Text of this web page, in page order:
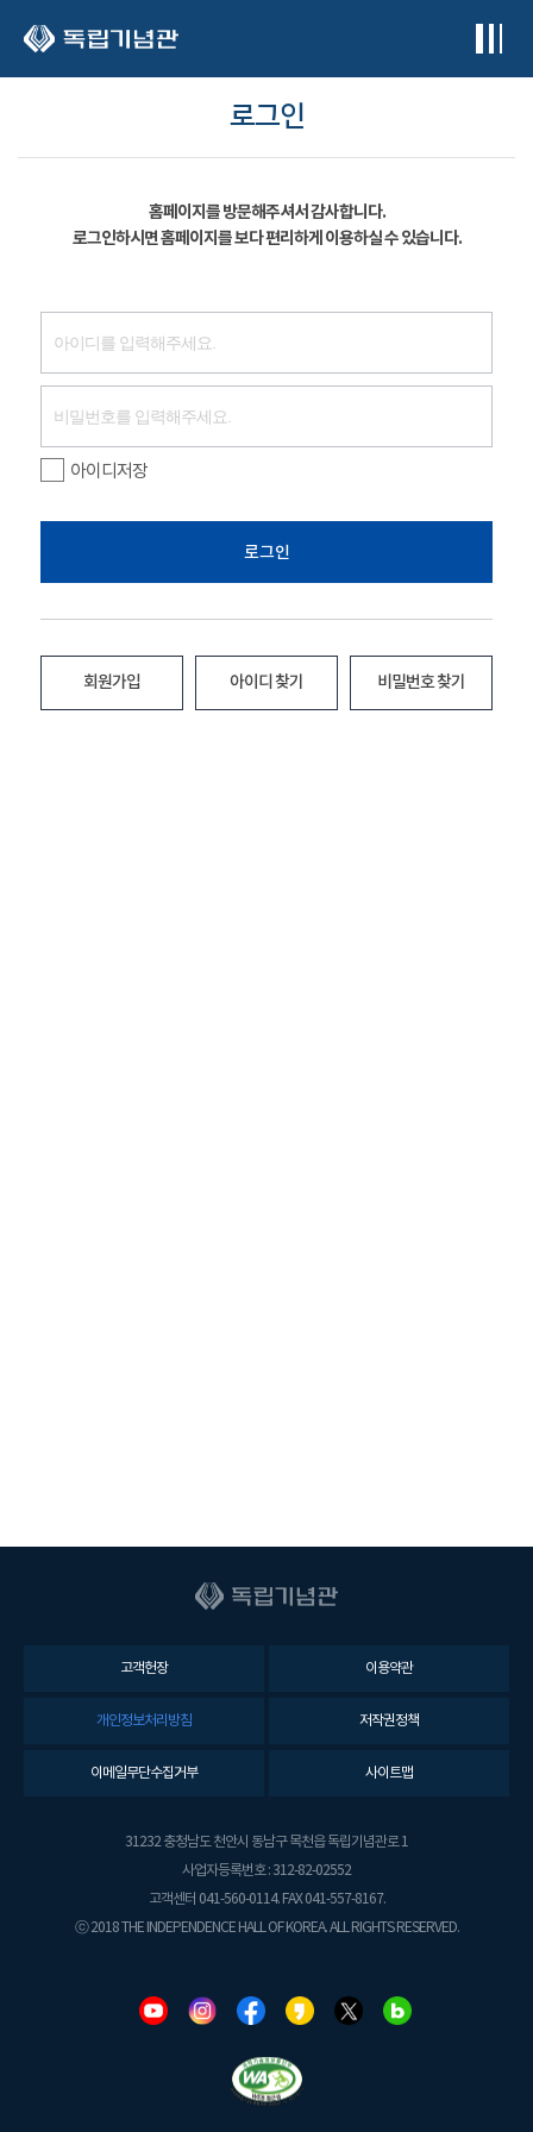
로그인
홈페이지를 방문해주셔서 감사합니다.
로그인하시면 홈페이지를 보다 편리하게 이용하실 수 있습니다.
아이디저장
로그인
회원가입 아이디 찾기 비밀번호 찾기
고객헌장 이용약관
개인정보처리방침 저작권정책
이메일무단수집거부 사이트맵
31232 충청남도 천안시 동남구 목천읍 독립기념관로 1
사업자등록번호 : 312-82-02552
고객센터 041-560-0114. FAX 041-557-8167.
ⓒ 2018 THE INDEPENDENCE HALL OF KOREA. ALL RIGHTS RESERVED.